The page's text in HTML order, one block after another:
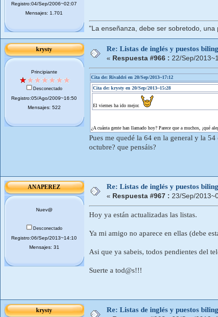
Registro:04/Sep/2006~02:07
Mensajes: 1.701
"La enseñanza, debe ser sobretodo, una
krysty
Principiante
Desconectado
Registro:05/Ago/2009~16:50
Mensajes: 522
Re: Listas de inglés y puestos
« Respuesta #966 : 22/Sep/
Cita de: Rivaldri en 20/Sep/2013~17:12
Cita de: krysty en 20/Sep/2013~15:28
El viernes ha ido mejor.
¿A cuánta gente han llamado hoy? Parece que a muchos, ¡qué
Pues me quedé la 64 en la general y la
octubre? que pensáis?
ANAPEREZ
Nuev@
Desconectado
Registro:06/Sep/2013~14:10
Mensajes: 31
Re: Listas de inglés y puestos
« Respuesta #967 : 23/Sep/
Hoy ya están actualizadas las listas.
Ya mi amigo no aparece en ellas (debe
Asi que ya sabeis, todos pendientes del
Suerte a tod@s!!!
krysty Re: Listas de inglés y puestos